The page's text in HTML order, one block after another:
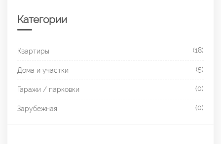
Категории
Квартиры (18)
Дома и участки (5)
Гаражи / парковки (0)
Зарубежная (0)